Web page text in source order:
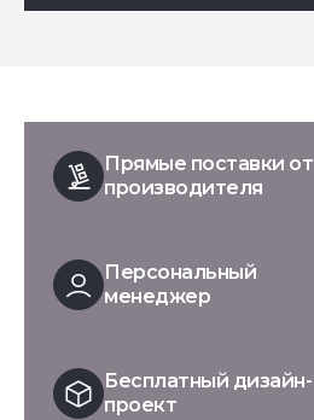
Прямые поставки от
производителя
Персональный
менеджер
Бесплатный дизайн-
проект